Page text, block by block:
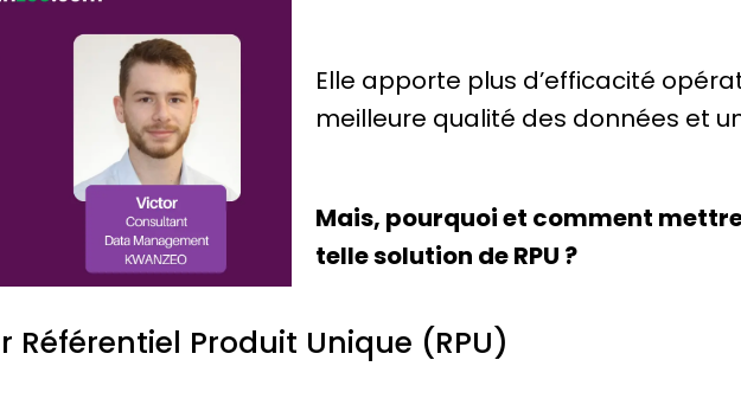
Elle apporte plus d’efficacité
meilleure qualité des données et
Mais, pourquoi et comment
telle solution de RPU ?
Référentiel Produit Unique (RPU)